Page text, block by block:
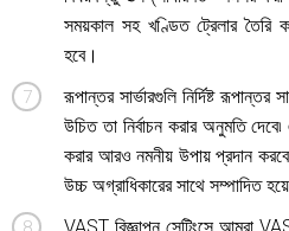
সময়কাল সহ খণ্ডিত ট্রেলার তৈরি
হবে।
রূপান্তর সার্ভারগুলি নির্দিষ্ট রূপান্তর
উচিত তা নির্বাচন করার অনুমতি
করার আরও নমনীয় উপায় প্রদান
উচ্চ অগ্রাধিকারের সাথে সম্পাদিত